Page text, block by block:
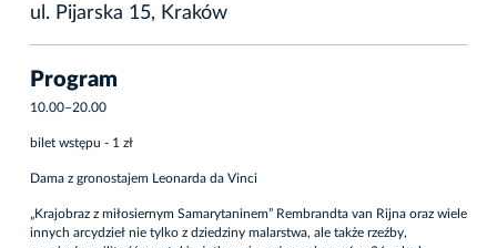
ul. Pijarska 15, Kraków
Program
10.00–20.00
bilet wstępu - 1 zł
Dama z gronostajem Leonarda da Vinci
„Krajobraz z miłosiernym Samarytaninem” Rembrandta van Rijna oraz wiele
innych arcydzieł nie tylko z dziedziny malarstwa, ale także rzeźby,